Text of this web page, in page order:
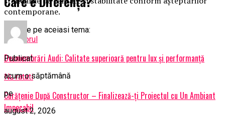
contemporane.
Articole pe aceiasi tema:
Urmatorul
Dezmembrări Audi: Calitate superioară pentru lux și performanță
Nu ratati
Curățenie După Constructor – Finalizează-ți Proiectul cu Un Ambiant
Impecabil
Publicat
acum o săptămână
pe
august 2, 2026